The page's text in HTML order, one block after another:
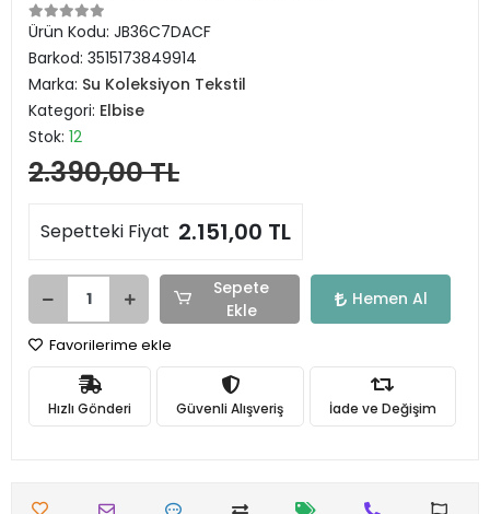
Ürün Kodu: JB36C7DACF
Barkod: 3515173849914
Marka: Su Koleksiyon Tekstil
Kategori: Elbise
Stok: 12
2.390,00 TL
Sepetteki Fiyat 2.151,00 TL
Sepete
Ekle
Hemen Al
Favorilerime ekle
Hızlı Gönderi Güvenli Alışveriş İade ve Değişim